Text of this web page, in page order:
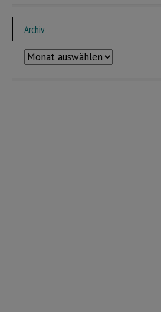
Archiv
Archiv